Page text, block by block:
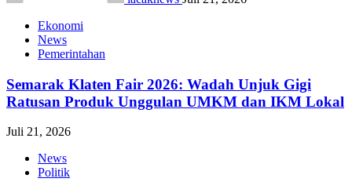
Ekonomi
News
Pemerintahan
Semarak Klaten Fair 2026: Wadah Unjuk Gigi
Ratusan Produk Unggulan UMKM dan IKM Lokal
Juli 21, 2026
News
Politik